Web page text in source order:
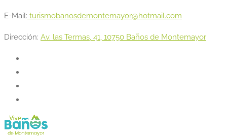
E-Mail: turismobanosdemontemayor@hotmail.com
Dirección: Av. las Termas, 41, 10750 Baños de Montemayor